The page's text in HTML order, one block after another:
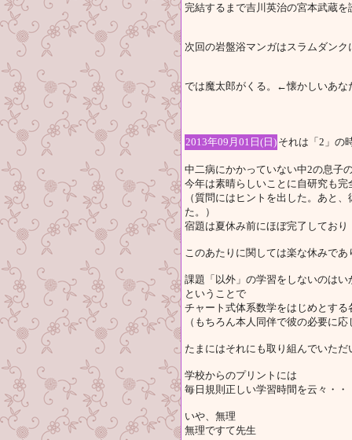
完結するまで吉川英治の宮本武蔵を
次回の岩盤浴マンガはスラムダンク
では魔太郎がくる。←懐かしいあな
2013年09月01日(日) それは「2」の
中二病にかかっていない中2の息子
今年は素晴らしいことに自研究も
（質問にはヒントを出した。あと
た。）
宿題は夏休み前にほぼ完了しており
このあたりに関しては楽な休みであ
課題「以外」の学習をしないのはい
ということで
チャート式体系数学をはじめとす
（もちろん本人同伴で彼の必要に
たまにはそれにも取り組んでいただ
学校からのプリントには
毎日規則正しい学習時間を云々・・
いや、無理
無理ですて先生